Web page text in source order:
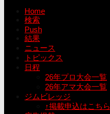
Home
検索
Push
結果
ニュース
トピックス
日程
26年プロ大会一覧
26年アマ大会一覧
ジムビレッジ
↑掲載申込はこちら